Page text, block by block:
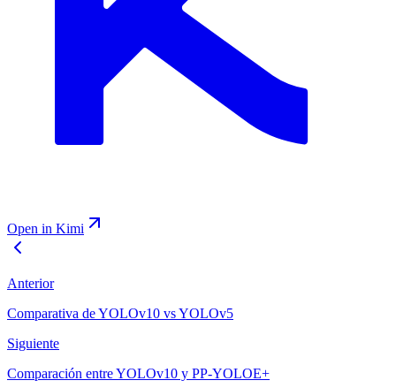
Open in Kimi
Anterior
Comparativa de YOLOv10 vs YOLOv5
Siguiente
Comparación entre YOLOv10 y PP-YOLOE+